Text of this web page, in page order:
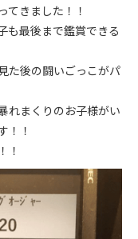
てきました！！
も最後まで鑑賞できる
た後の闘いごっこがパ
れまくりのお子様がい
！！
！